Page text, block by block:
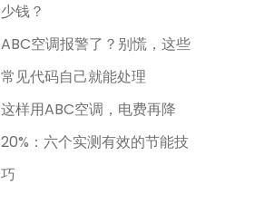
少钱？
ABC空调报警了？别慌，这些
常见代码自己就能处理
这样用ABC空调，电费再降
20%：六个实测有效的节能技
巧